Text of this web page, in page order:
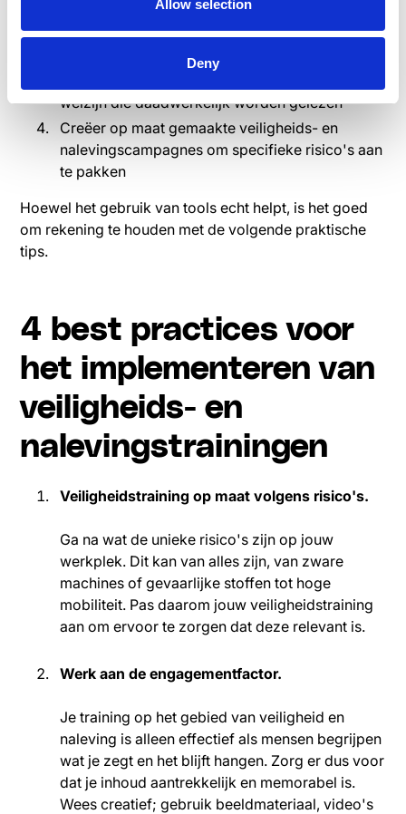
Allow selection
Deny
hoeven graven
Stuur realtime veiligheidsupdates zonder je in
het zweet te werken
welzijn die daadwerkelijk worden gelezen
Creëer op maat gemaakte veiligheids- en
nalevingscampagnes om specifieke risico's aan
te pakken
Hoewel het gebruik van tools echt helpt, is het goed
om rekening te houden met de volgende praktische
tips.
4 best practices voor
het implementeren van
veiligheids- en
nalevingstrainingen
Veiligheidstraining op maat volgens risico's.
Ga na wat de unieke risico's zijn op jouw
werkplek. Dit kan van alles zijn, van zware
machines of gevaarlijke stoffen tot hoge
mobiliteit. Pas daarom jouw veiligheidstraining
aan om ervoor te zorgen dat deze relevant is.
Werk aan de engagementfactor.
Je training op het gebied van veiligheid en
naleving is alleen effectief als mensen begrijpen
wat je zegt en het blijft hangen. Zorg er dus voor
dat je inhoud aantrekkelijk en memorabel is.
Wees creatief; gebruik beeldmateriaal, video's